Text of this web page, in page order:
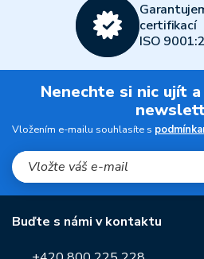
certifikací
ISO
Nenechte si nic ujít
Vložením e-mailu souhlasíte s
Buďte s námi v kontaktu